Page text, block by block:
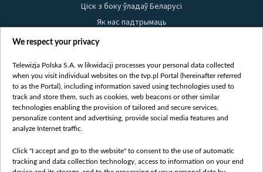
Ціск з боку ўладаў Беларусі
Як нас падтрымаць
Правілы выкарыстання матэрыялаў
Бяспека
Youtube
Белсат news
Белсат Shorts
Жэстачайшы мульт
Belsat English
We respect your privacy
Telewizja Polska S.A. w likwidacji processes your personal data collected
when you visit individual websites on the tvp.pl Portal (hereinafter referred
to as the Portal), including information saved using technologies used to
track and store them, such as cookies, web beacons or other similar
technologies enabling the provision of tailored and secure services,
personalize content and advertising, provide social media features and
analyze Internet traffic.
Click "I accept and go to the website" to consent to the use of automatic
tracking and data collection technology, access to information on your end